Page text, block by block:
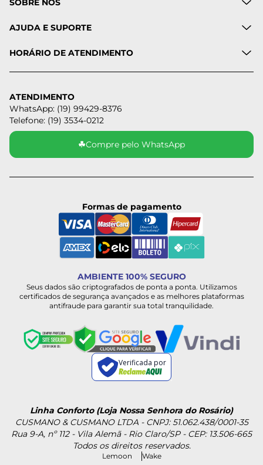
SOBRE NÓS
AJUDA E SUPORTE
HORÁRIO DE ATENDIMENTO
ATENDIMENTO
WhatsApp: (19) 99429-8376
Telefone: (19) 3534-0212
☘Compre pelo WhatsApp
Formas de pagamento
AMBIENTE 100% SEGURO
Seus dados são criptografados de ponta a ponta. Utilizamos
certificados de segurança avançados e as melhores plataformas
antifraude para garantir sua total tranquilidade.
Verificada por
Linha Conforto (Loja Nossa Senhora do Rosário)
CUSMANO & CUSMANO LTDA - CNPJ: 51.062.438/0001-35
Rua 9-A, nº 112 - Vila Alemã - Rio Claro/SP - CEP: 13.506-665
Todos os direitos reservados.
Lemoon Wake